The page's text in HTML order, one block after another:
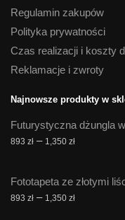
Regulamin zakupów
Polityka prywatności
Czas realizacji i koszty
Reklamacje i zwroty
Najnowsze produkty w
Futurystyczna dżungla
893 zł – 1,350 złZakres
893 zł
do
Fototapeta ze złotymi
893 zł – 1,350 złZakres